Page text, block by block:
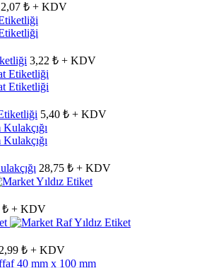
2,07 ₺ + KDV
3,22 ₺ + KDV
5,40 ₺ + KDV
28,75 ₺ + KDV
₺ + KDV
₺ + KDV